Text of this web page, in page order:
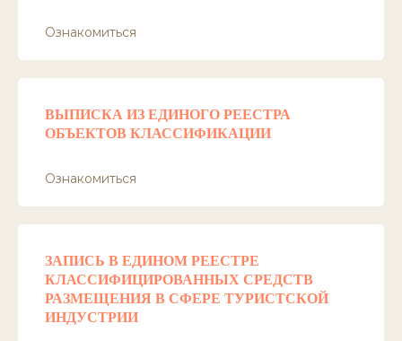
Ознакомиться
ВЫПИСКА ИЗ ЕДИНОГО РЕЕСТРА
ОБЪЕКТОВ КЛАССИФИКАЦИИ
Ознакомиться
ЗАПИСЬ В ЕДИНОМ РЕЕСТРЕ
КЛАССИФИЦИРОВАННЫХ СРЕДСТВ
РАЗМЕЩЕНИЯ В СФЕРЕ ТУРИСТСКОЙ
ИНДУСТРИИ